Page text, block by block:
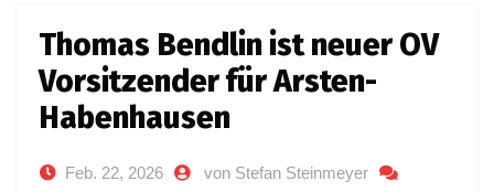
Thomas Bendlin ist neuer OV
Vorsitzender für Arsten-
Habenhausen
Feb. 22, 2026
von Stefan Steinmeyer